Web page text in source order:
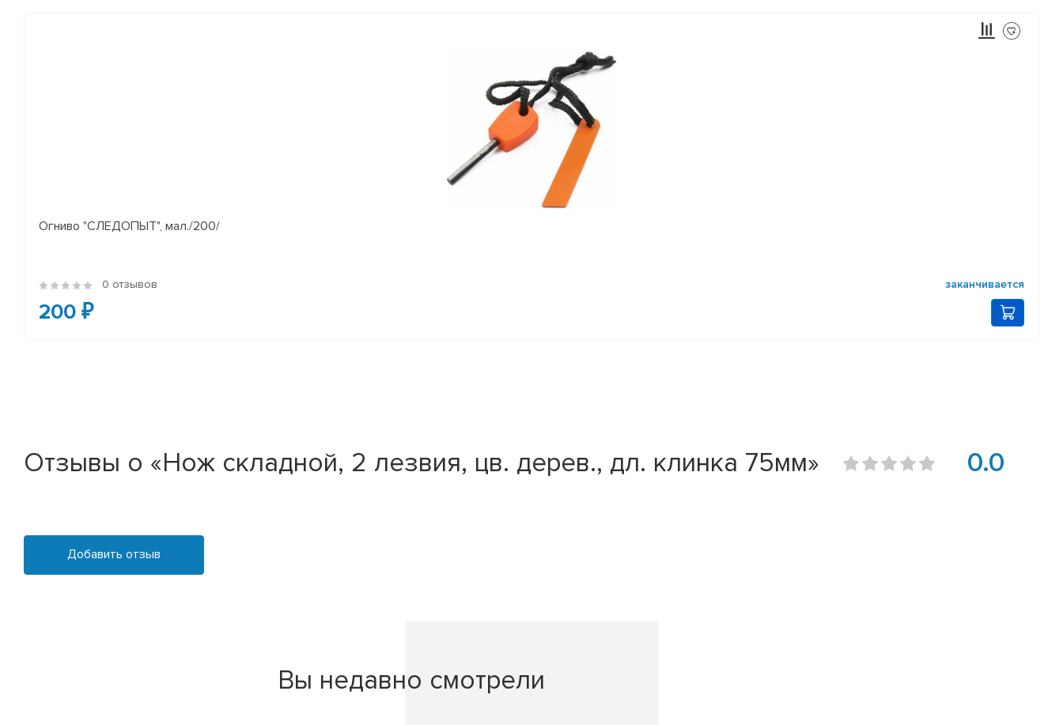
Огниво "СЛЕДОПЫТ", мал./200/
0 отзывов заканчивается
200 ₽
Отзывы о «Нож складной, 2 лезвия, цв. дерев., дл. клинка 75мм» 0.0
Добавить отзыв
Вы недавно смотрели